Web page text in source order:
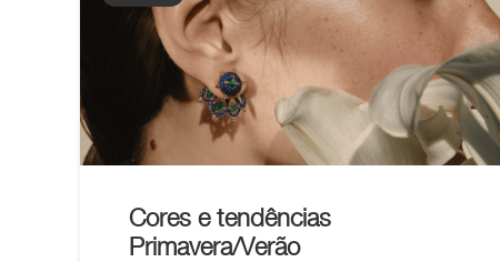
Cores e tendências
Primavera/Verão